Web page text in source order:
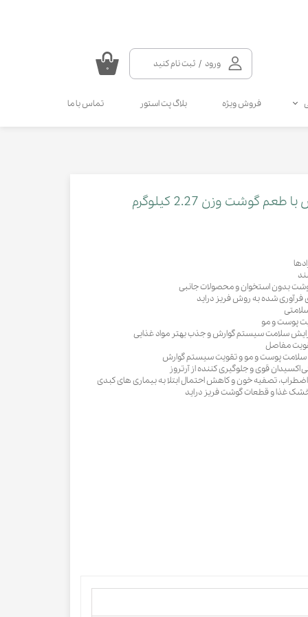
ورود / ثبت نام کنید
حساب کاربری من
تغییر گذر واژه
۰
انواع قطره گربه
انواع اسپری سگ
کرم دست و پای سگ
فروش ویژه بلاگ پت استور تماس با ما
وزن 2.27 کیلوگرم
بدون استخوان و محصولات جانبی
فرآوری شده به روش فریز دراید
سلامت سیستم گوارش و جذب بهتر مواد غذایی
مفاصل
پوست و مو و تقویت سیستم گوارش
اکسیدان قوی و جلوگیری کننده از آرتروز
تصفیه خون و کاهش احتمال ابتلا به بیماری های کبدی
خشک غذا و قطعات گوشت فریز دراید